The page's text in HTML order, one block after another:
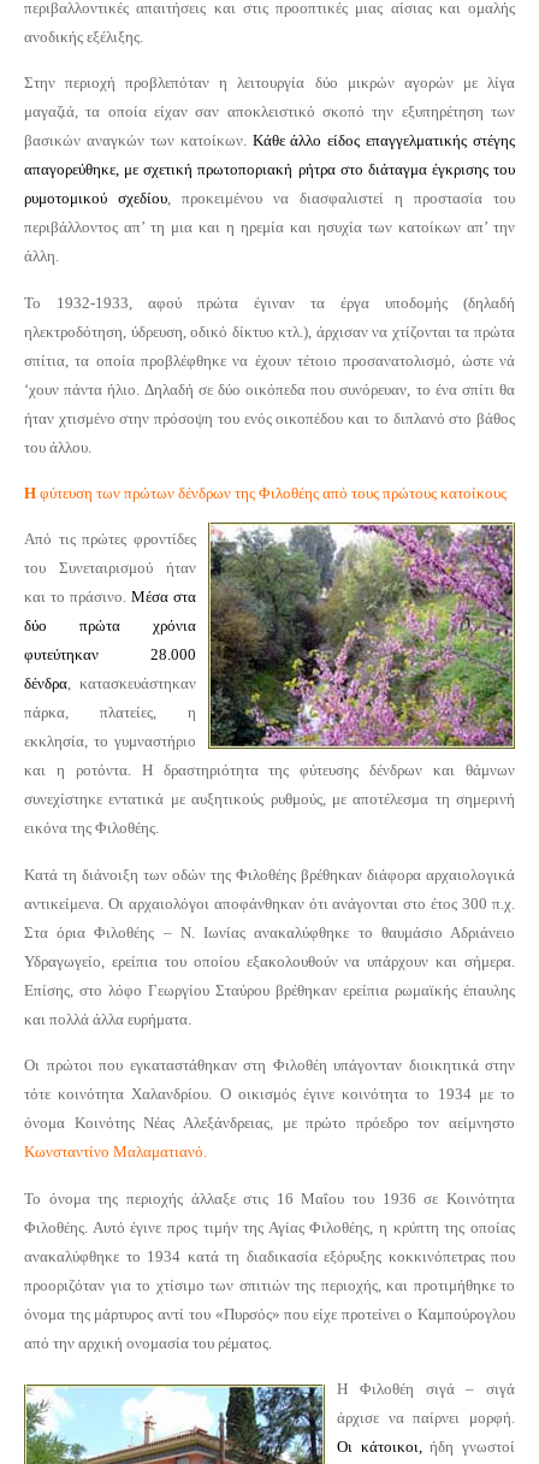
περιβαλλοντικές απαιτήσεις και στις προοπτικές μιας αίσιας και ομαλής
ανοδικής εξέλιξης.
Στην περιοχή προβλεπόταν η λειτουργία δύο μικρών αγορών με λίγα
μαγαζιά, τα οποία είχαν σαν αποκλειστικό σκοπό την εξυπηρέτηση των
βασικών αναγκών των κατοίκων. Κάθε άλλο είδος επαγγελματικής στέγης
απαγορεύθηκε, με σχετική πρωτοποριακή ρήτρα στο διάταγμα έγκρισης του
ρυμοτομικού σχεδίου, προκειμένου να διασφαλιστεί η προστασία του
περιβάλλοντος απ’ τη μια και η ηρεμία και ησυχία των κατοίκων απ’ την
άλλη.
Το 1932-1933, αφού πρώτα έγιναν τα έργα υποδομής (δηλαδή
ηλεκτροδότηση, ύδρευση, οδικό δίκτυο κτλ.), άρχισαν να χτίζονται τα πρώτα
σπίτια, τα οποία προβλέφθηκε να έχουν τέτοιο προσανατολισμό, ώστε νά
‘χουν πάντα ήλιο. Δηλαδή σε δύο οικόπεδα που συνόρευαν, το ένα σπίτι θα
ήταν χτισμένο στην πρόσοψη του ενός οικοπέδου και το διπλανό στο βάθος
του άλλου.
Η φύτευση των πρώτων δένδρων της Φιλοθέης από τους πρώτους κατοίκους
Από τις πρώτες φροντίδες
του Συνεταιρισμού ήταν
και το πράσινο. Μέσα στα
δύο πρώτα χρόνια
φυτεύτηκαν 28.000
δένδρα, κατασκευάστηκαν
πάρκα, πλατείες, η
εκκλησία, το γυμναστήριο
και η ροτόντα. Η δραστηριότητα της φύτευσης δένδρων και θάμνων
συνεχίστηκε εντατικά με αυξητικούς ρυθμούς, με αποτέλεσμα τη σημερινή
εικόνα της Φιλοθέης.
Κατά τη διάνοιξη των οδών της Φιλοθέης βρέθηκαν διάφορα αρχαιολογικά
αντικείμενα. Οι αρχαιολόγοι αποφάνθηκαν ότι ανάγονται στο έτος 300 π.χ.
Στα όρια Φιλοθέης – Ν. Ιωνίας ανακαλύφθηκε το θαυμάσιο Αδριάνειο
Υδραγωγείο, ερείπια του οποίου εξακολουθούν να υπάρχουν και σήμερα.
Επίσης, στο λόφο Γεωργίου Σταύρου βρέθηκαν ερείπια ρωμαϊκής έπαυλης
και πολλά άλλα ευρήματα.
Οι πρώτοι που εγκαταστάθηκαν στη Φιλοθέη υπάγονταν διοικητικά στην
τότε κοινότητα Χαλανδρίου. Ο οικισμός έγινε κοινότητα το 1934 με το
όνομα Κοινότης Νέας Αλεξάνδρειας, με πρώτο πρόεδρο τον αείμνηστο
Κωνσταντίνο Μαλαματιανό.
Το όνομα της περιοχής άλλαξε στις 16 Μαΐου του 1936 σε Κοινότητα
Φιλοθέης. Αυτό έγινε προς τιμήν της Αγίας Φιλοθέης, η κρύπτη της οποίας
ανακαλύφθηκε το 1934 κατά τη διαδικασία εξόρυξης κοκκινόπετρας που
προοριζόταν για το χτίσιμο των σπιτιών της περιοχής, και προτιμήθηκε το
όνομα της μάρτυρος αντί του «Πυρσός» που είχε προτείνει ο Καμπούρογλου
από την αρχική ονομασία του ρέματος.
Η Φιλοθέη σιγά – σιγά
άρχισε να παίρνει μορφή.
Οι κάτοικοι,
ήδη γνωστοί